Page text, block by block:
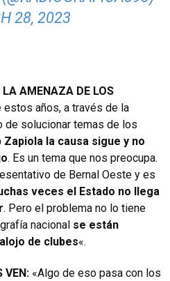
28, 2023
LA AMENAZA DE LOS
estos años, a través de la
de solucionar temas de los
Zapiola la causa sigue y no
. Es un tema que nos preocupa.
de Bernal Oeste y es
veces el Estado no llega
. Pero el problema no lo tiene
nacional se están
de clubes«.
VEN: «Algo de eso pasa con los